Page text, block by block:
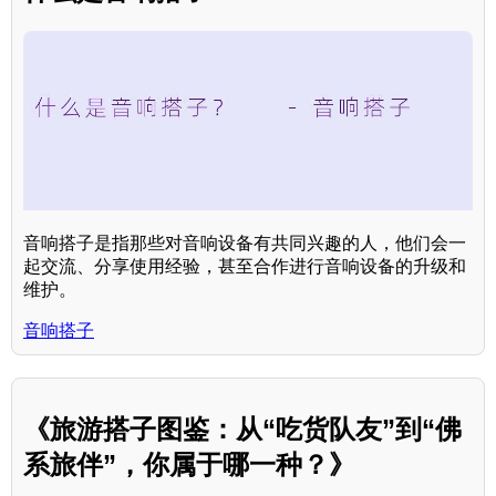
音响搭子是指那些对音响设备有共同兴趣的人，他们会一
起交流、分享使用经验，甚至合作进行音响设备的升级和
维护。
音响搭子
《旅游搭子图鉴：从“吃货队友”到“佛
系旅伴”，你属于哪一种？》